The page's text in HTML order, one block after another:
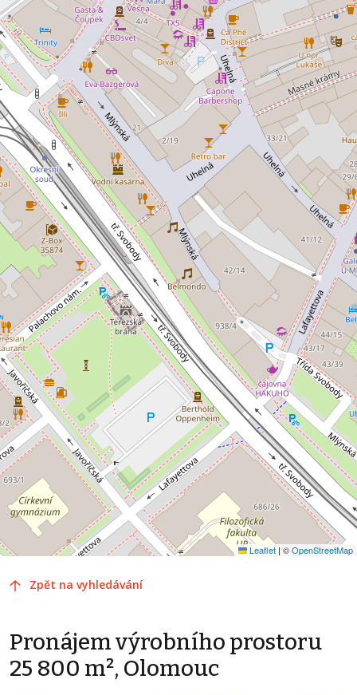
Leaflet | ©OpenStreetMap
Zpět na vyhledávání
Pronájem výrobního prostoru
25 800 m², Olomouc